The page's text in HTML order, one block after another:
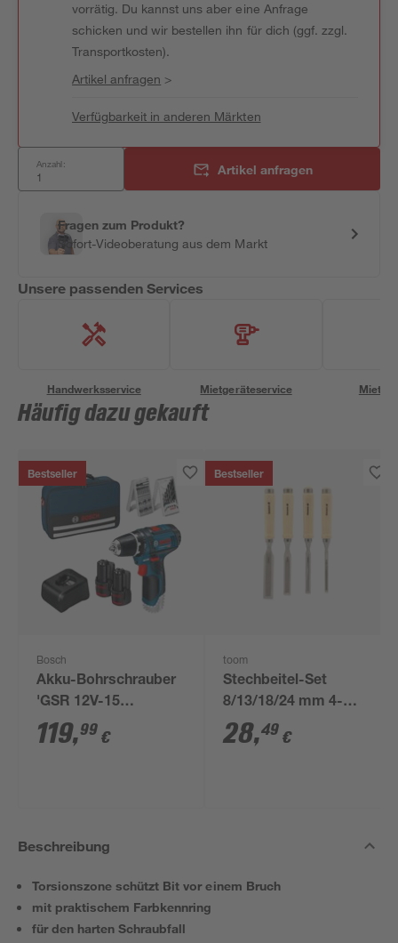
vorrätig. Du kannst uns aber eine Anfrage
schicken und wir bestellen ihn für dich (ggf. zzgl.
Transportkosten).
Artikel anfragen >
Verfügbarkeit in anderen Märkten
Anzahl: Artikel anfragen
Fragen zum Produkt?
Sofort-Videoberatung aus dem Markt
Unsere passenden Services
Handwerksservice Mietgeräteservice
Häufig dazu gekauft
Bestseller
Bosch
Akku-Bohrschrauber
'GSR 12V-15
Professional' mit 2
Akkus, Tasche und
119,99 €
Bestseller
toom
Stechbeitel-Set
8/13/18/24 mm 4-
teilig
28,49 €
Beschreibung
Torsionszone schützt Bit vor einem Bruch
mit praktischem Farbkennring
für den harten Schraubfall